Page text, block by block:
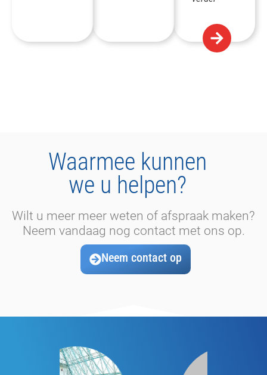
Waarmee kunnen
we u helpen?
Wilt u meer meer weten of afspraak maken?
Neem vandaag nog contact met ons op.
Neem contact op